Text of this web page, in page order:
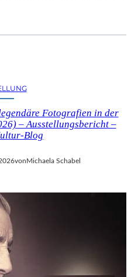
Fotografien in der
– Ausstellungsbericht –
Blog
vonMichaela Schabel